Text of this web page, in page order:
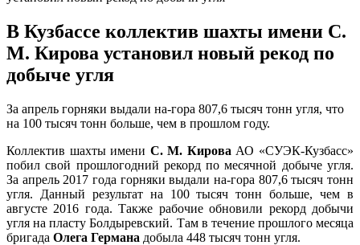
В Кузбассе коллектив шахты имени С.
М. Кирова установил новый рекод по
добыче угля
За апрель горняки выдали на-гора 807,6 тысяч тонн угля, что
на 100 тысяч тонн больше, чем в прошлом году.
Коллектив шахтыимени С. М. Кирова АО «СУЭК-Кузбасс»
побил свой прошлогодний рекорд по месячной добыче угля.
За апрель 2017 года горняки выдали на-гора 807,6 тысяч тонн
угля. Данный результат на 100 тысяч тонн больше, чем в
августе 2016 года. Также рабочие обновили рекорд добычи
угля на пласту Болдыревский. Там в течение прошлого месяца
бригада Олега Германа добыла 448 тысяч тонн угля.